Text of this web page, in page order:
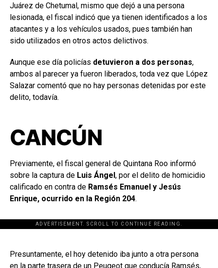
Juárez de Chetumal, mismo que dejó a una persona
lesionada, el fiscal indicó que ya tienen identificados a los
atacantes y a los vehículos usados, pues también han
sido utilizados en otros actos delictivos.
Aunque ese día policías detuvieron a dos personas,
ambos al parecer ya fueron liberados, toda vez que López
Salazar comentó que no hay personas detenidas por este
delito, todavía.
CANCÚN
Previamente, el fiscal general de Quintana Roo informó
sobre la captura de Luis Ángel, por el delito de homicidio
calificado en contra de Ramsés Emanuel y Jesús
Enrique, ocurrido en la Región 204.
ADVERTISEMENT. SCROLL TO CONTINUE READING.
[adsforwp id="243463"]
Presuntamente, el hoy detenido iba junto a otra persona
en la parte trasera de un Peugeot que conducía Ramsés,